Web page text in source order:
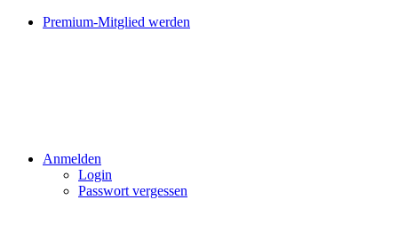
Premium-Mitglied werden
Anmelden
Login
Passwort vergessen